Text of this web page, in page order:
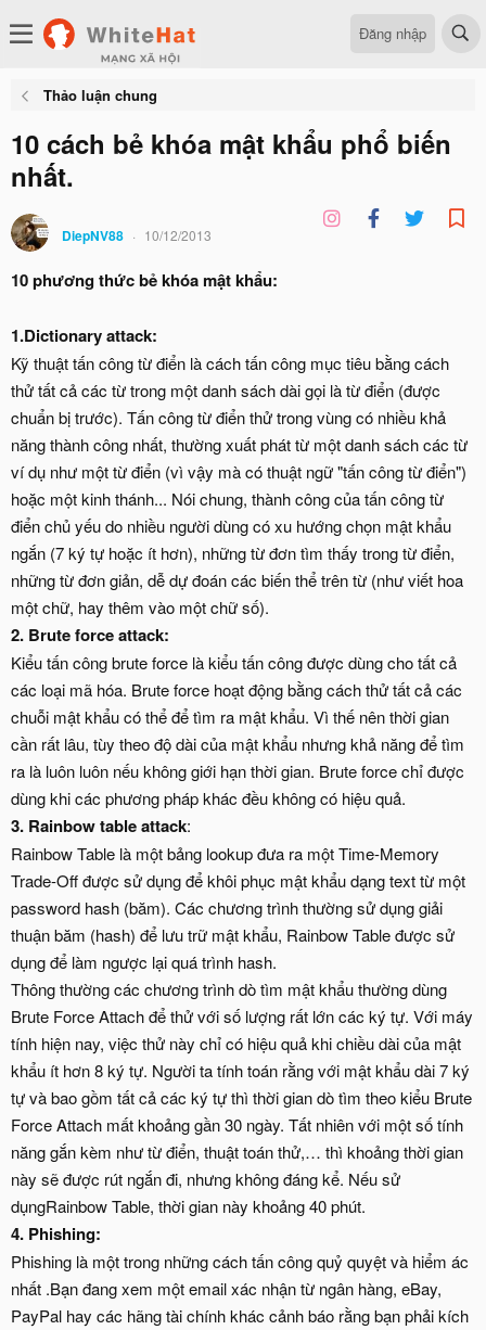
Đăng nhập
Thảo luận chung
10 cách bẻ khóa mật khẩu phổ biến
nhất.
DiepNV88 10/12/2013
10 phương thức bẻ khóa mật khẩu:
1.Dictionary attack:
Kỹ thuật tấn công từ điển là cách tấn công mục tiêu bằng cách
thử tất cả các từ trong một danh sách dài gọi là từ điển (được
chuẩn bị trước). Tấn công từ điển thử trong vùng có nhiều khả
năng thành công nhất, thường xuất phát từ một danh sách các từ
ví dụ như một từ điển (vì vậy mà có thuật ngữ "tấn công từ điển")
hoặc một kinh thánh... Nói chung, thành công của tấn công từ
điển chủ yếu do nhiều người dùng có xu hướng chọn mật khẩu
ngắn (7 ký tự hoặc ít hơn), những từ đơn tìm thấy trong từ điển,
những từ đơn giản, dễ dự đoán các biến thể trên từ (như viết hoa
một chữ, hay thêm vào một chữ số).
2. Brute force attack:
Kiểu tấn công brute force là kiểu tấn công được dùng cho tất cả
các loại mã hóa. Brute force hoạt động bằng cách thử tất cả các
chuỗi mật khẩu có thể để tìm ra mật khẩu. Vì thế nên thời gian
cần rất lâu, tùy theo độ dài của mật khẩu nhưng khả năng để tìm
ra là luôn luôn nếu không giới hạn thời gian. Brute force chỉ được
dùng khi các phương pháp khác đều không có hiệu quả.
3. Rainbow table attack:
Rainbow Table là một bảng lookup đưa ra một Time-Memory
Trade-Off được sử dụng để khôi phục mật khẩu dạng text từ một
password hash (băm). Các chương trình thường sử dụng giải
thuận băm (hash) để lưu trữ mật khẩu, Rainbow Table được sử
dụng để làm ngược lại quá trình hash.
Thông thường các chương trình dò tìm mật khẩu thường dùng
Brute Force Attach để thử với số lượng rất lớn các ký tự. Với máy
tính hiện nay, việc thử này chỉ có hiệu quả khi chiều dài của mật
khẩu ít hơn 8 ký tự. Người ta tính toán rằng với mật khẩu dài 7 ký
tự và bao gồm tất cả các ký tự thì thời gian dò tìm theo kiểu Brute
Force Attach mất khoảng gần 30 ngày. Tất nhiên với một số tính
năng gắn kèm như từ điển, thuật toán thử,… thì khoảng thời gian
này sẽ được rút ngắn đi, nhưng không đáng kể. Nếu sử
dụngRainbow Table, thời gian này khoảng 40 phút.
4. Phishing:
Phishing là một trong những cách tấn công quỷ quyệt và hiểm ác
nhất .Bạn đang xem một email xác nhận từ ngân hàng, eBay,
PayPal hay các hãng tài chính khác cảnh báo rằng bạn phải kích